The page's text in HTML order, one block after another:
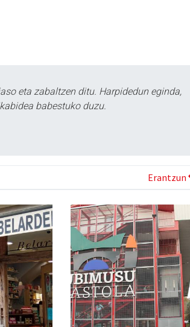
eta zabaltzen ditu. Harpidedun eginda,
babestuko duzu.
Erantzun